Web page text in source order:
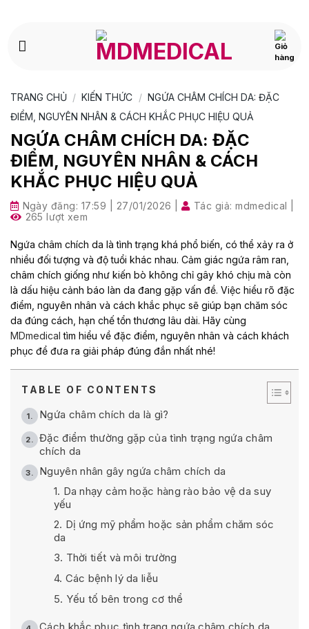
dung
TRANG CHỦ / KIẾN THỨC / NGỨA CHÂM CHÍCH DA: ĐẶC
ĐIỂM, NGUYÊN NHÂN & CÁCH KHẮC PHỤC HIỆU QUẢ
NGỨA CHÂM CHÍCH DA: ĐẶC
ĐIỂM, NGUYÊN NHÂN & CÁCH
KHẮC PHỤC HIỆU QUẢ
Ngày đăng: 17:59 | 27/01/2026 | Tác giả:mdmedical
265 lượt xem
Ngứa châm chích da là tình trạng khá phổ biến, có thể xảy ra ở
nhiều đối tượng và độ tuổi khác nhau. Cảm giác ngứa râm ran,
châm chích giống như kiến bò không chỉ gây khó chịu mà còn
là dấu hiệu cảnh báo làn da đang gặp vấn đề. Việc hiểu rõ đặc
điểm, nguyên nhân và cách khắc phục sẽ giúp bạn chăm sóc
da đúng cách, hạn chế tổn thương lâu dài. Hãy cùng
MDmedical tìm hiểu về đặc điểm, nguyên nhân và cách khách
phục để đưa ra giải pháp đúng đắn nhất nhé!
TABLE OF CONTENTS
Ngứa châm chích da là gì?
Đặc điểm thường gặp của tình trạng ngứa châm
chích da
Nguyên nhân gây ngứa châm chích da
1. Da nhạy cảm hoặc hàng rào bảo vệ da suy
yếu
2. Dị ứng mỹ phẩm hoặc sản phẩm chăm sóc
da
3. Thời tiết và môi trường
4. Các bệnh lý da liễu
5. Yếu tố bên trong cơ thể